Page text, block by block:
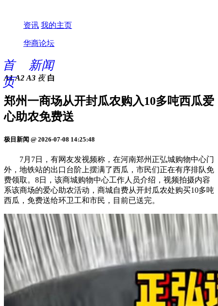
资讯 我的主页
华商论坛
首
页
新闻
A1 A2 A3 夜 白
郑州一商场从开封瓜农购入10多吨西瓜爱
心助农免费送
极目新闻 @ 2026-07-08 14:25:48
7月7日，有网友发视频称，在河南郑州正弘城购物中心门
外，地铁站的出口台阶上摆满了西瓜，市民们正在有序排队免
费领取。8日，该商城购物中心工作人员介绍，视频拍摄内容
系该商场的爱心助农活动，商城自费从开封瓜农处购买10多吨
西瓜，免费送给环卫工和市民，目前已送完。